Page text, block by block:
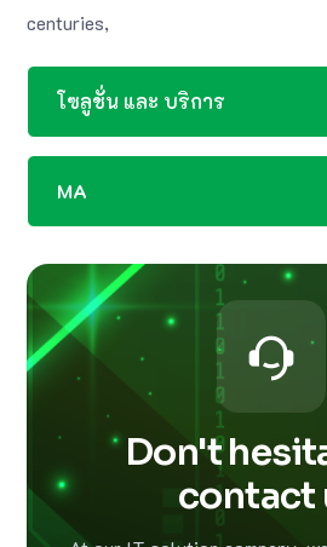
centuries,
โซลูชั่น และ บริการ
MA
Don't
contact